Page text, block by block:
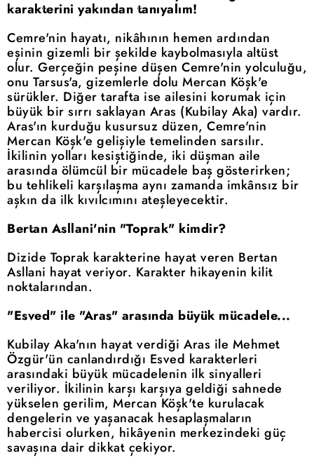
karakterini yakından tanıyalım!
Cemre'nin hayatı, nikâhının hemen ardından
eşinin gizemli bir şekilde kaybolmasıyla altüst
olur. Gerçeğin peşine düşen Cemre'nin yolculuğu,
onu Tarsus'a, gizemlerle dolu Mercan Köşk'e
sürükler. Diğer tarafta ise ailesini korumak için
büyük bir sırrı saklayan Aras (Kubilay Aka) vardır.
Aras'ın kurduğu kusursuz düzen, Cemre'nin
Mercan Köşk'e gelişiyle temelinden sarsılır.
İkilinin yolları kesiştiğinde, iki düşman aile
arasında ölümcül bir mücadele baş gösterirken;
bu tehlikeli karşılaşma aynı zamanda imkânsız bir
aşkın da ilk kıvılcımını ateşleyecektir.
Bertan Asllani'nin "Toprak" kimdir?
Dizide Toprak karakterine hayat veren Bertan
Asllani hayat veriyor. Karakter hikayenin kilit
noktalarından.
"Esved" ile "Aras" arasında büyük mücadele...
Kubilay Aka'nın hayat verdiği Aras ile Mehmet
Özgür'ün canlandırdığı Esved karakterleri
arasındaki büyük mücadelenin ilk sinyalleri
veriliyor. İkilinin karşı karşıya geldiği sahnede
yükselen gerilim, Mercan Köşk'te kurulacak
dengelerin ve yaşanacak hesaplaşmaların
habercisi olurken, hikâyenin merkezindeki güç
savaşına dair dikkat çekiyor.